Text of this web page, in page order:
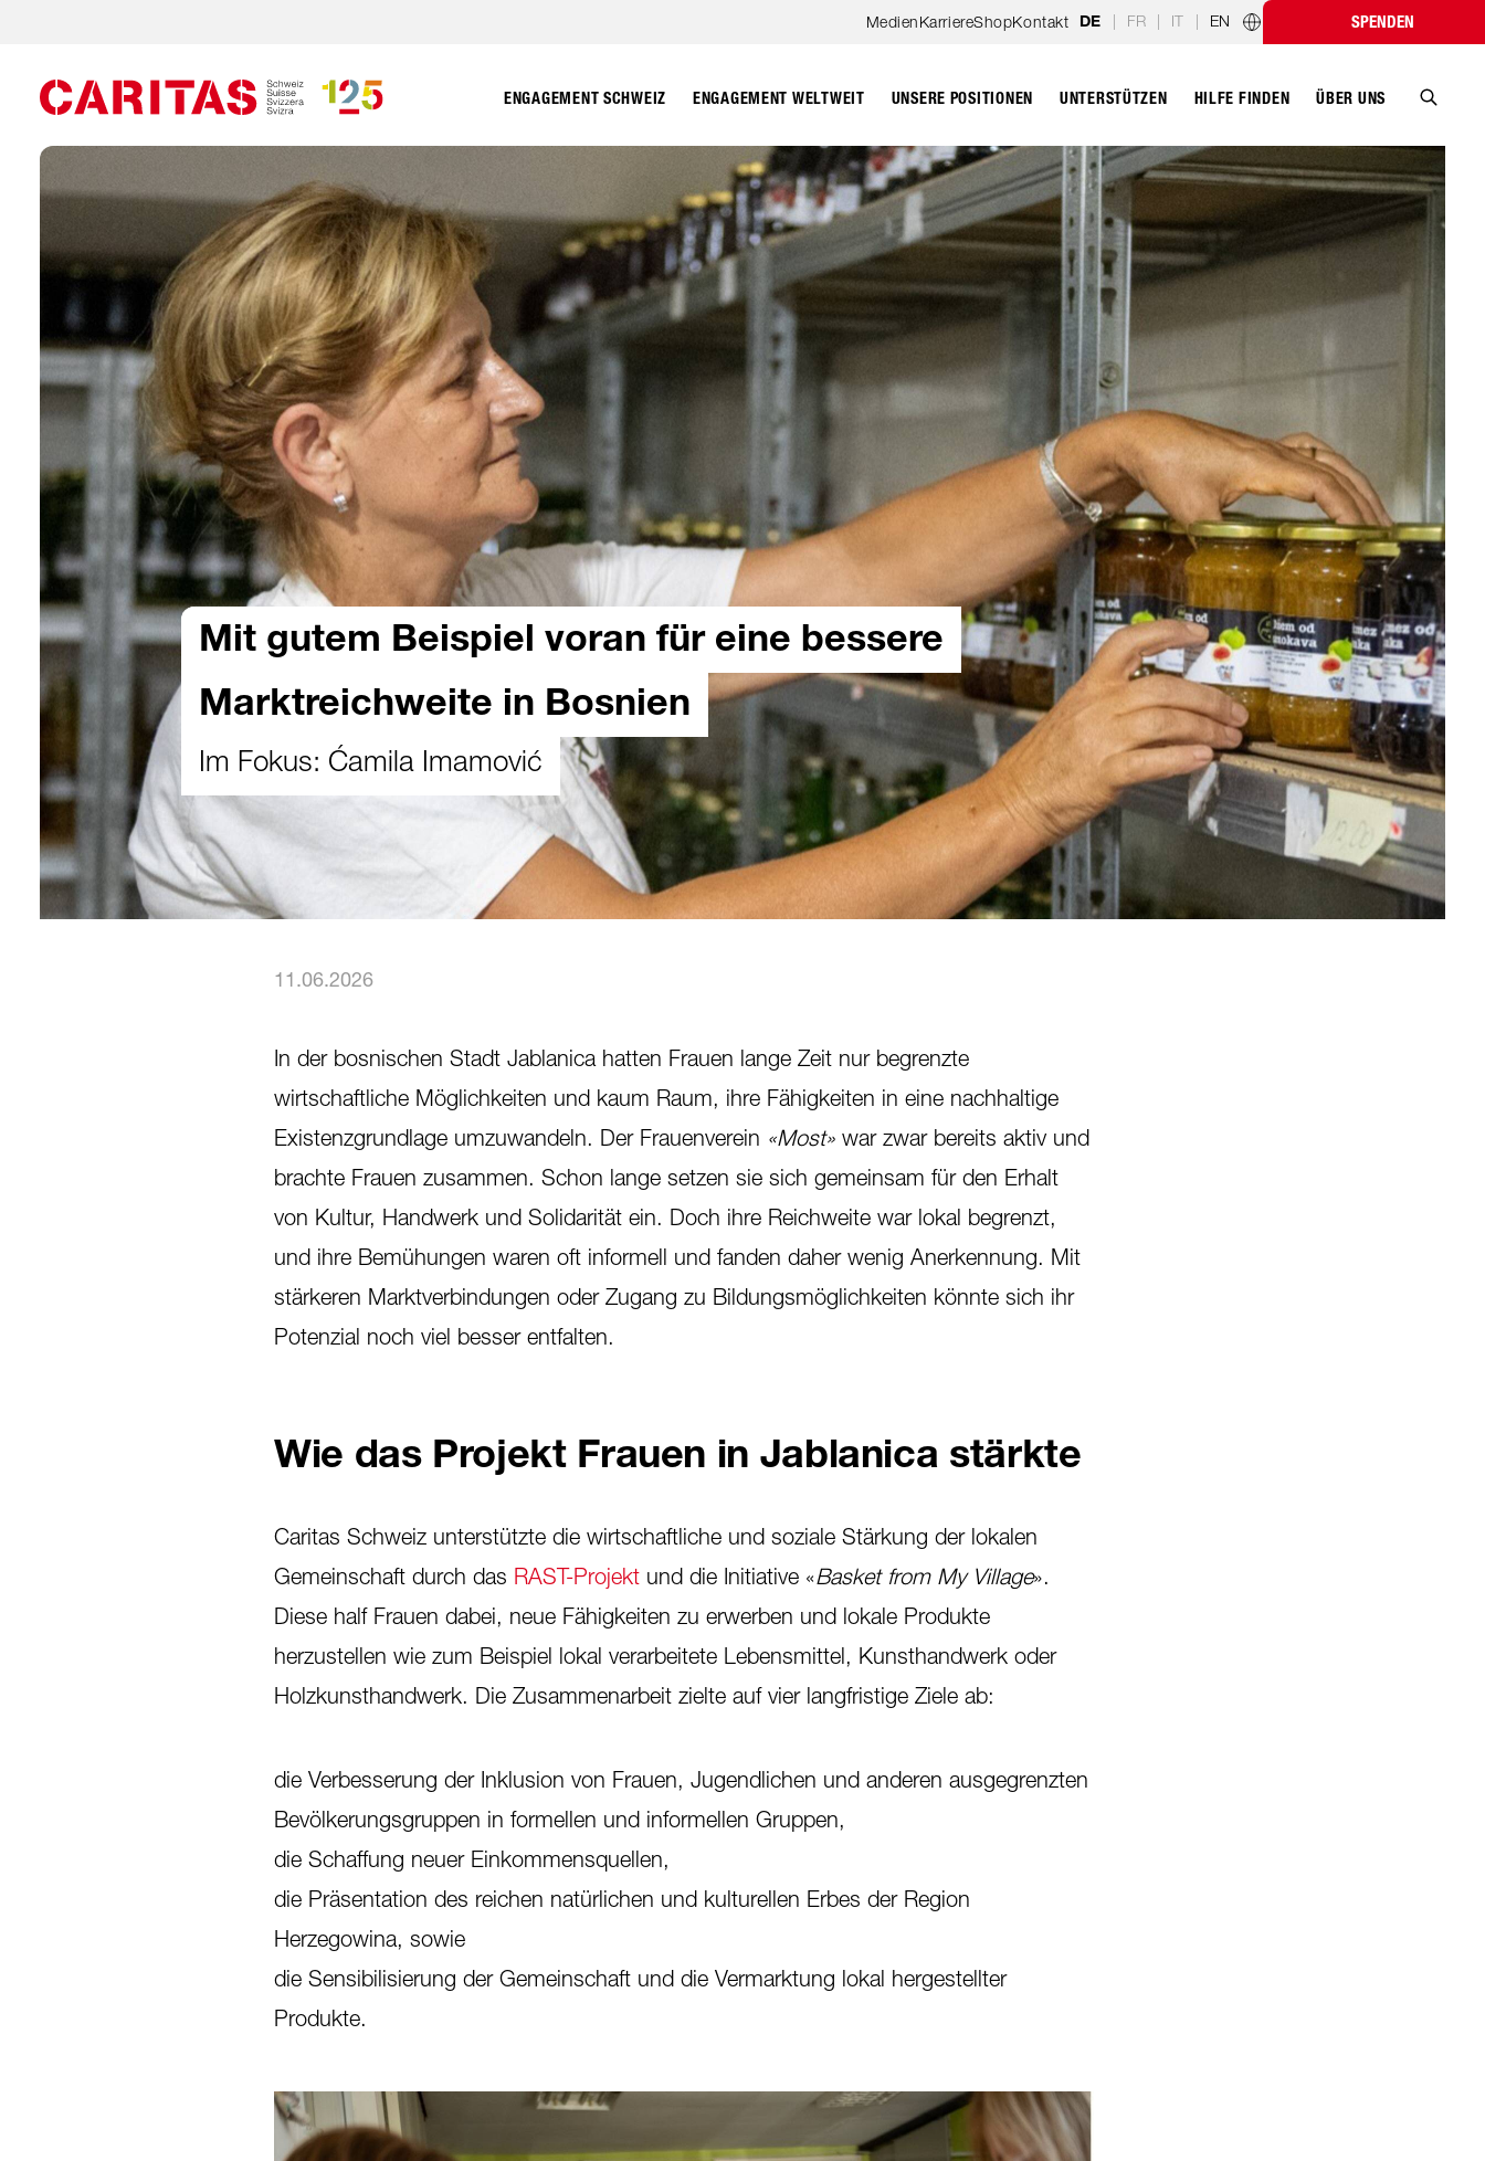
Zum Hauptinhalt springen
MedienKarriereShopKontakt DE | FR | IT | EN
LänderprogrammeSPENDEN
ENGAGEMENT SCHWEIZ ENGAGEMENT WELTWEIT UNSERE POSITIONEN UNTERSTÜTZEN HILFE FINDEN ÜBER UNS
Mit gutem Beispiel voran für eine bessere
Marktreichweite in Bosnien
Im Fokus: Ćamila Imamović
11.06.2026
In der bosnischen Stadt Jablanica hatten Frauen lange Zeit nur begrenzte
wirtschaftliche Möglichkeiten und kaum Raum, ihre Fähigkeiten in eine nachhaltige
Existenzgrundlage umzuwandeln. Der Frauenverein «Most» war zwar bereits aktiv und
brachte Frauen zusammen. Schon lange setzen sie sich gemeinsam für den Erhalt
von Kultur, Handwerk und Solidarität ein. Doch ihre Reichweite war lokal begrenzt,
und ihre Bemühungen waren oft informell und fanden daher wenig Anerkennung. Mit
stärkeren Marktverbindungen oder Zugang zu Bildungsmöglichkeiten könnte sich ihr
Potenzial noch viel besser entfalten.
Wie das Projekt Frauen in Jablanica stärkte
Caritas Schweiz unterstützte die wirtschaftliche und soziale Stärkung der lokalen
Gemeinschaft durch das RAST-Projekt und die Initiative «Basket from My Village».
Diese half Frauen dabei, neue Fähigkeiten zu erwerben und lokale Produkte
herzustellen wie zum Beispiel lokal verarbeitete Lebensmittel, Kunsthandwerk oder
Holzkunsthandwerk. Die Zusammenarbeit zielte auf vier langfristige Ziele ab:
die Verbesserung der Inklusion von Frauen, Jugendlichen und anderen ausgegrenzten
Bevölkerungsgruppen in formellen und informellen Gruppen,
die Schaffung neuer Einkommensquellen,
die Präsentation des reichen natürlichen und kulturellen Erbes der Region
Herzegowina, sowie
die Sensibilisierung der Gemeinschaft und die Vermarktung lokal hergestellter
Produkte.